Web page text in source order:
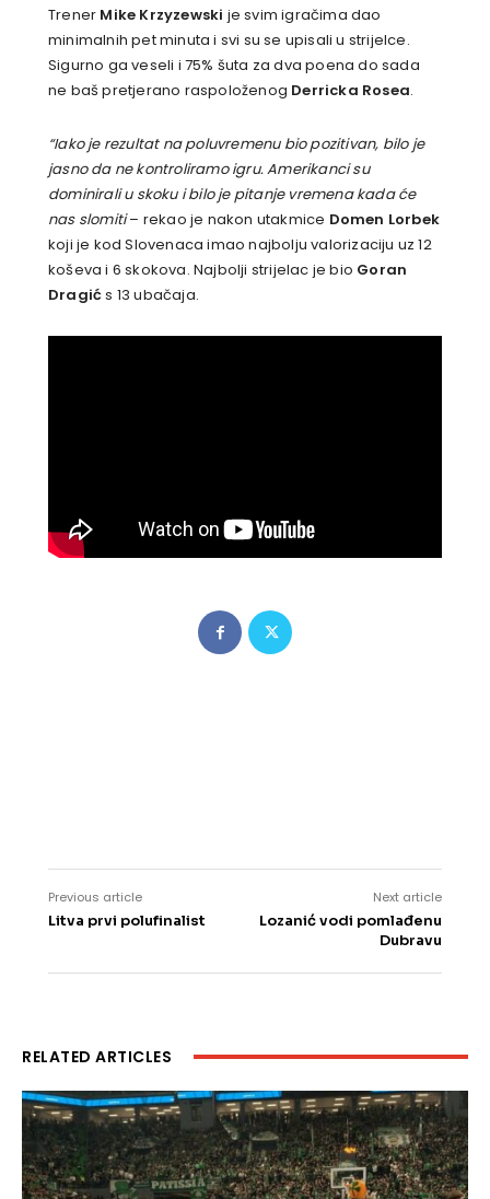
Trener Mike Krzyzewski je svim igračima dao
minimalnih pet minuta i svi su se upisali u strijelce.
Sigurno ga veseli i 75% šuta za dva poena do sada
ne baš pretjerano raspoloženog Derricka Rosea.
“Iako je rezultat na poluvremenu bio pozitivan, bilo je
jasno da ne kontroliramo igru. Amerikanci su
dominirali u skoku i bilo je pitanje vremena kada će
nas slomiti– rekao je nakon utakmice Domen Lorbek
koji je kod Slovenaca imao najbolju valorizaciju uz 12
koševa i 6 skokova. Najbolji strijelac je bio Goran
Dragićs 13 ubačaja.
Previous article
Litva prvi polufinalist
Next article
Lozanić vodi pomlađenu
Dubravu
RELATED ARTICLES